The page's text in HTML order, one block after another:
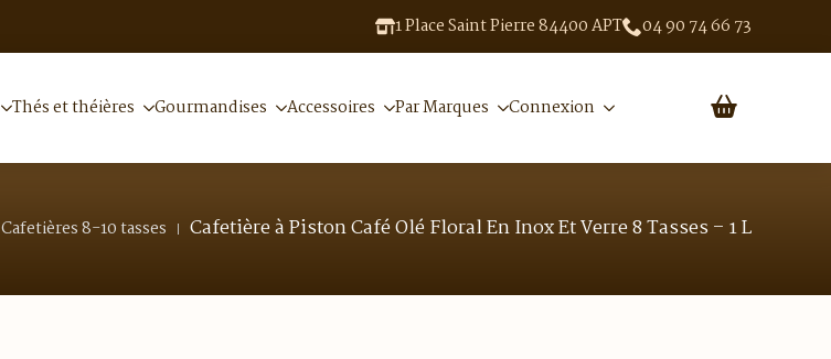
1 Place Saint Pierre 84400 APT 04 90 74 66 73
Thés et théières Gourmandises Accessoires Par Marques Connexion
Cafetières 8-10 tasses Cafetière à Piston Café Olé Floral En Inox Et Verre 8 Tasses – 1 L